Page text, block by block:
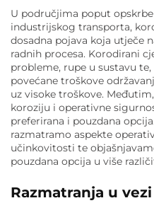
U područjima poput
industrijskog transporta,
dosadna pojava koja utječe
radnih procesa. Korodirani
probleme, rupe u sustavu
povećane troškove
uz visoke troškove.
koroziju i operativne
preferirana i pouzdana
razmatramo aspekte
učinkovitosti te
pouzdana opcija u više
Razmatranja u